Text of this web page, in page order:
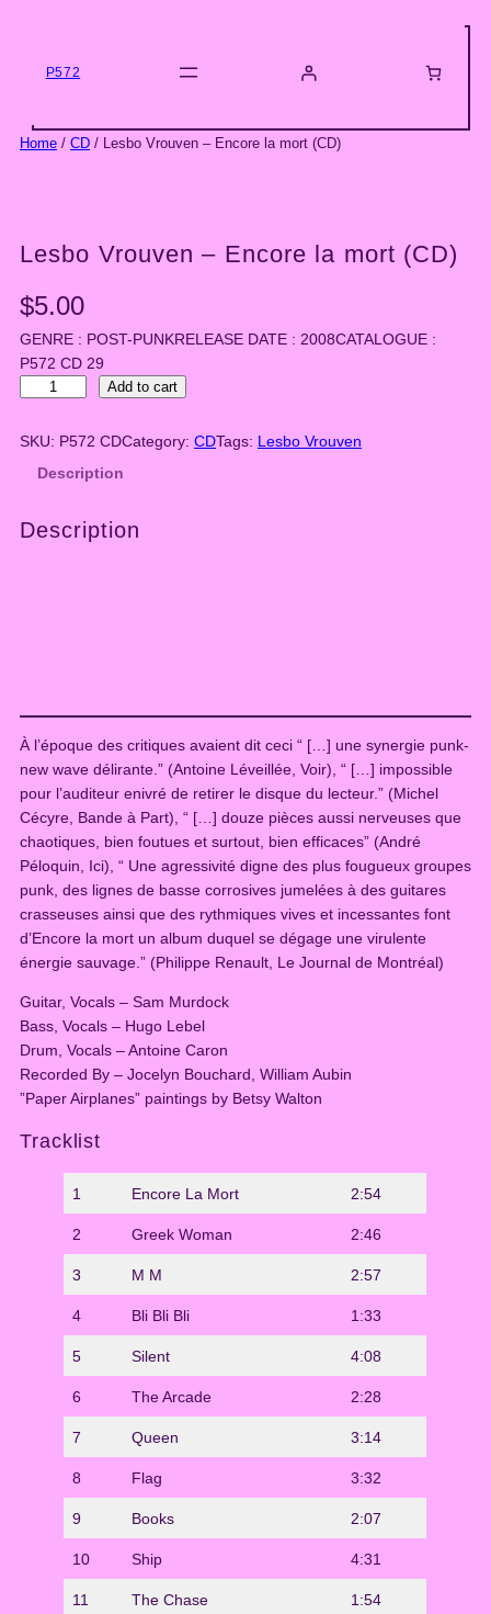
contentP572
Home / CD / Lesbo Vrouven – Encore la mort (CD)
Lesbo Vrouven – Encore la mort (CD)
$5.00
GENRE : POST-PUNKRELEASE DATE : 2008CATALOGUE :
P572 CD 29
s
c
o
r
e
l
a
m
o
r
t
a
Add to cart
SKU: P572 CDCategory: CDTags: Lesbo Vrouven
Description
Description
À l’époque des critiques avaient dit ceci “ […] une synergie punk-
new wave délirante.” (Antoine Léveillée, Voir), “ […] impossible
pour l’auditeur enivré de retirer le disque du lecteur.” (Michel
Cécyre, Bande à Part), “ […] douze pièces aussi nerveuses que
chaotiques, bien foutues et surtout, bien efficaces” (André
Péloquin, Ici), “ Une agressivité digne des plus fougueux groupes
punk, des lignes de basse corrosives jumelées à des guitares
crasseuses ainsi que des rythmiques vives et incessantes font
d’Encore la mort un album duquel se dégage une virulente
énergie sauvage.” (Philippe Renault, Le Journal de Montréal)
Guitar, Vocals – Sam Murdock
Bass, Vocals – Hugo Lebel
Drum, Vocals – Antoine Caron
Recorded By – Jocelyn Bouchard, William Aubin
”Paper Airplanes” paintings by Betsy Walton
Tracklist
1 Encore La Mort 2:54
2 Greek Woman 2:46
3 M M 2:57
4 Bli Bli Bli 1:33
5 Silent 4:08
6 The Arcade 2:28
7 Queen 3:14
8 Flag 3:32
9 Books 2:07
10 Ship 4:31
11 The Chase 1:54